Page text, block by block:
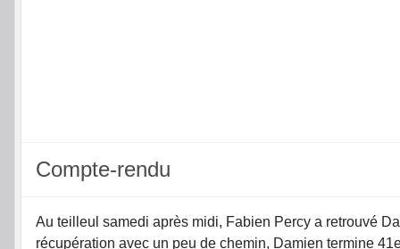
Compte-rendu
Au teilleul samedi après midi, Fabien Percy a retrouvé
récupération avec un peu de chemin, Damien termine